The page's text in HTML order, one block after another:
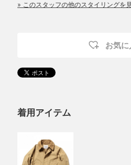
» このスタッフの他のスタイリングを
お気に
着用アイテム